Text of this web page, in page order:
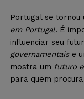
Portugal se tornou
em Portugal. É
influenciar seu
governamentaise
mostra um futuro
para quem